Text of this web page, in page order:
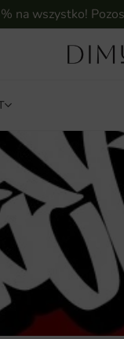
na wszystko!